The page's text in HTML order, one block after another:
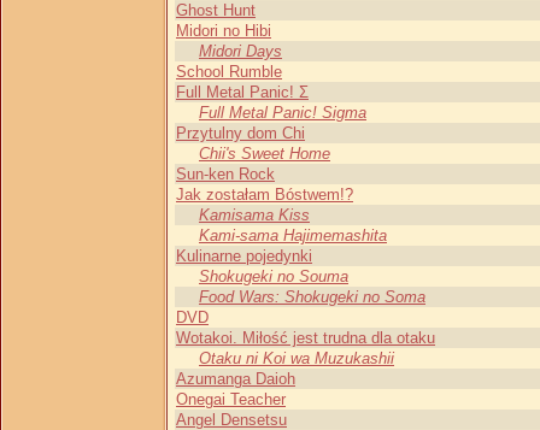
Ghost Hunt
Midori no Hibi
Midori Days
School Rumble
Full Metal Panic! Σ
Full Metal Panic! Sigma
Przytulny dom Chi
Chii's Sweet Home
Sun-ken Rock
Jak zostałam Bóstwem!?
Kamisama Kiss
Kami-sama Hajimemashita
Kulinarne pojedynki
Shokugeki no Souma
Food Wars: Shokugeki no Soma
DVD
Wotakoi. Miłość jest trudna dla otaku
Otaku ni Koi wa Muzukashii
Azumanga Daioh
Onegai Teacher
Angel Densetsu